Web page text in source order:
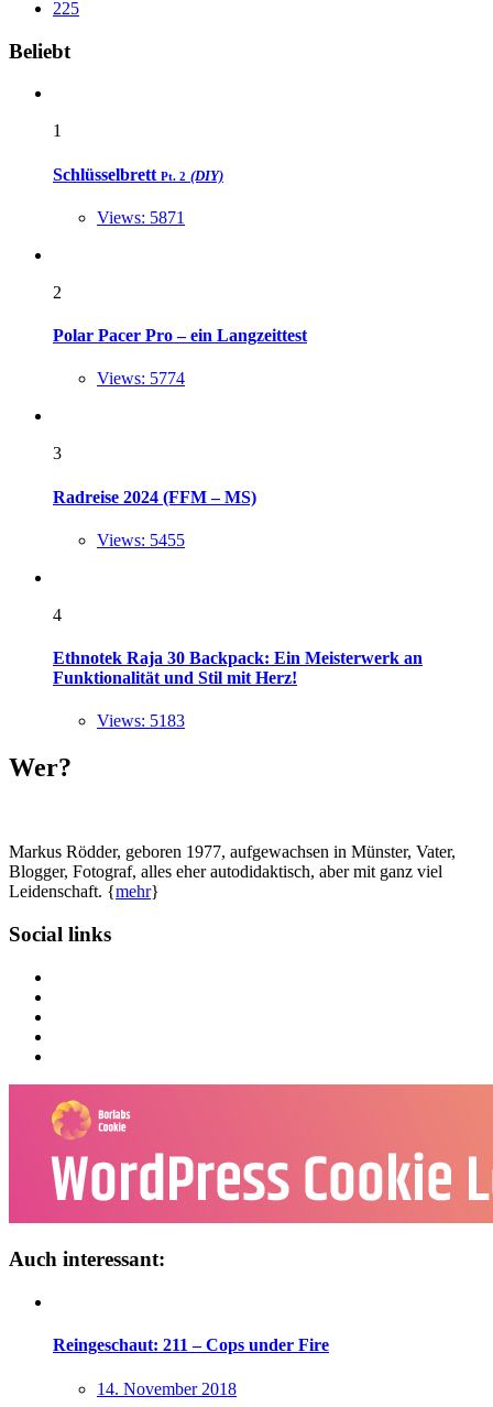
225
Widgets
Beliebt
1
Schlüsselbrett Pt. 2 (DIY)
Views: 5871
2
Polar Pacer Pro – ein Langzeittest
Views: 5774
3
Radreise 2024 (FFM – MS)
Views: 5455
4
Ethnotek Raja 30 Backpack: Ein Meisterwerk an
Funktionalität und Stil mit Herz!
Views: 5183
Wer?
Markus Rödder, geboren 1977, aufgewachsen in Münster, Vater,
Blogger, Fotograf, alles eher autodidaktisch, aber mit ganz viel
Leidenschaft. {mehr}
Social links
Auch interessant:
Reingeschaut: 211 – Cops under Fire
14. November 2018